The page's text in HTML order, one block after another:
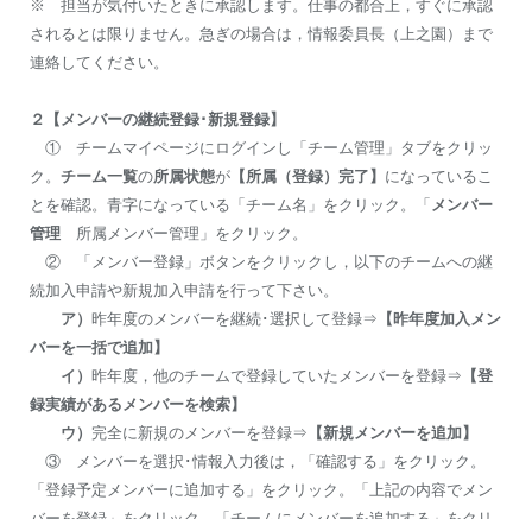
※ 担当が気付いたときに承認します。仕事の都合上，すぐに承認
されるとは限りません。急ぎの場合は，情報委員長（上之園）まで
連絡してください。
２【メンバーの継続登録･新規登録】
① チームマイページにログインし「チーム管理」タブをクリッ
ク。 チーム一覧の所属状態が 【所属（登録）完了】 になっているこ
とを確認。青字になっている「チーム名」をクリック。「メンバー
管理 所属メンバー管理」をクリック。
② 「メンバー登録」ボタンをクリックし，以下のチームへの継
続加入申請や新規加入申請を行って下さい。
ア） 昨年度のメンバーを継続･選択して登録⇒ 【昨年度加入メン
バーを一括で追加】
イ） 昨年度，他のチームで登録していたメンバーを登録⇒ 【登
録実績があるメンバーを検索】
ウ） 完全に新規のメンバーを登録⇒ 【新規メンバーを追加】
③ メンバーを選択･情報入力後は，「確認する」をクリック。
「登録予定メンバーに追加する」をクリック。「上記の内容でメン